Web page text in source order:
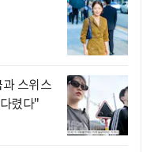
스위스
렸다"